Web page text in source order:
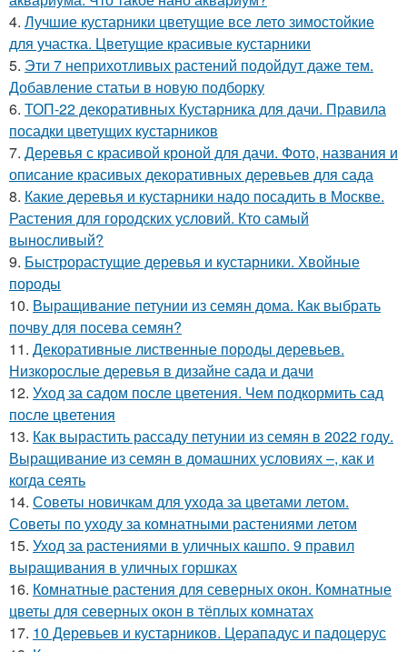
4. Лучшие кустарники цветущие все лето зимостойкие
для участка. Цветущие красивые кустарники
5. Эти 7 неприхотливых растений подойдут даже тем.
Добавление статьи в новую подборку
6. ТОП-22 декоративных Кустарника для дачи. Правила
посадки цветущих кустарников
7. Деревья с красивой кроной для дачи. Фото, названия и
описание красивых декоративных деревьев для сада
8. Какие деревья и кустарники надо посадить в Москве.
Растения для городских условий. Кто самый
выносливый?
9. Быстрорастущие деревья и кустарники. Хвойные
породы
10. Выращивание петунии из семян дома. Как выбрать
почву для посева семян?
11. Декоративные лиственные породы деревьев.
Низкорослые деревья в дизайне сада и дачи
12. Уход за садом после цветения. Чем подкормить сад
после цветения
13. Как вырастить рассаду петунии из семян в 2022 году.
Выращивание из семян в домашних условиях –, как и
когда сеять
14. Советы новичкам для ухода за цветами летом.
Советы по уходу за комнатными растениями летом
15. Уход за растениями в уличных кашпо. 9 правил
выращивания в уличных горшках
16. Комнатные растения для северных окон. Комнатные
цветы для северных окон в тёплых комнатах
17. 10 Деревьев и кустарников. Церападус и падоцерус